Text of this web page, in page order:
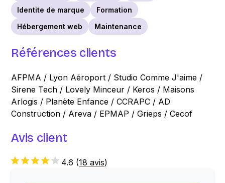
Identite de marque
Formation
Hébergement web
Maintenance
Références clients
AFPMA / Lyon Aéroport / Studio Comme J'aime /
Sirene Tech / Lovely Minceur / Keros / Maisons
Arlogis / Planète Enfance / CCRAPC / AD
Construction / Areva / EPMAP / Grieps / Cecof
Avis client
4.6 (18 avis)